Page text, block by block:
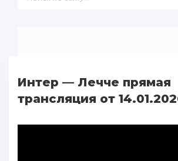
Интер — Лечче прямая
трансляция от